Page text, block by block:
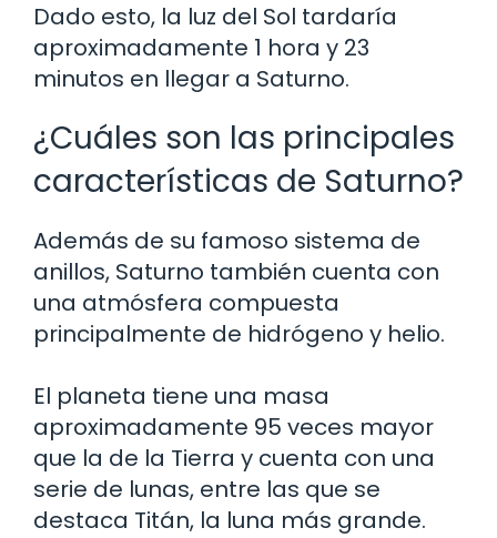
Dado esto, la luz del Sol tardaría
aproximadamente 1 hora y 23
minutos en llegar a Saturno.
¿Cuáles son las principales
características de Saturno?
Además de su famoso sistema de
anillos, Saturno también cuenta con
una atmósfera compuesta
principalmente de hidrógeno y helio.
El planeta tiene una masa
aproximadamente 95 veces mayor
que la de la Tierra y cuenta con una
serie de lunas, entre las que se
destaca Titán, la luna más grande.